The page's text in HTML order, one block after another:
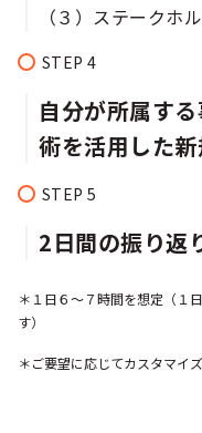
（３）ステークホ
自分が所属す
術を活用した
2日間の振り返
＊１日６〜７時間を想定（１
す）
＊ご要望に応じてカスタマイズ